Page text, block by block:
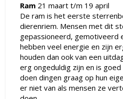
Ram 21 maart t/m 19 april
De ram is het eerste
dierenriem. Mensen met dit
gepassioneerd, gemotiveerd
hebben veel energie en zijn
houden dan ook van een
erg ongeduldig zijn en is goed
doen dingen graag op hun
er niet van als mensen ze